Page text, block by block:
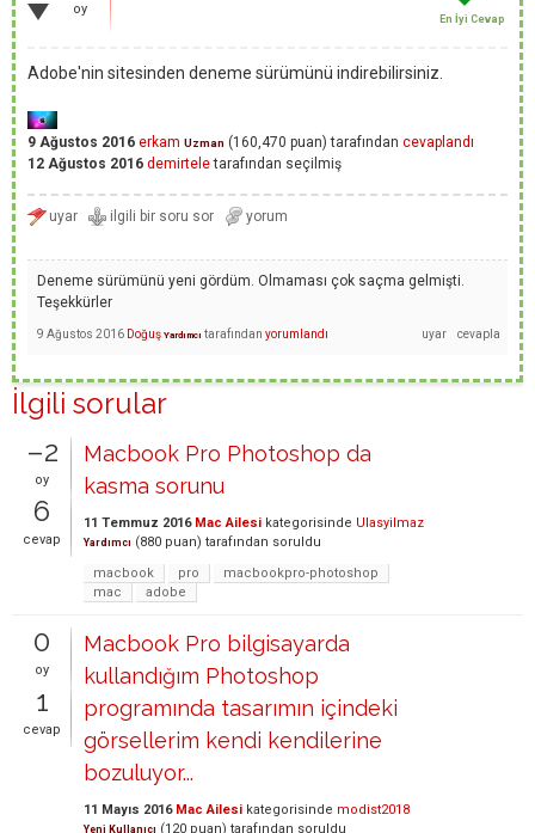
oy
En İyi Cevap
Adobe'nin sitesinden deneme sürümünü indirebilirsiniz.
9 Ağustos 2016 erkam Uzman (160,470 puan) tarafından cevaplandı
12 Ağustos 2016 demirteletarafından seçilmiş
Deneme sürümünü yeni gördüm. Olmaması çok saçma gelmişti.
Teşekkürler
9 Ağustos 2016 Doğuş Yardımcı tarafından yorumlandı
İlgili sorular
–2
oy
6
cevap
Macbook Pro Photoshop da
kasma sorunu
11 Temmuz 2016 Mac Ailesi kategorisinde Ulasyilmaz
Yardımcı (880 puan) tarafından soruldu
macbook
pro
macbookpro-photoshop
mac
adobe
0
oy
1
cevap
Macbook Pro bilgisayarda
kullandığım Photoshop
programında tasarımın içindeki
görsellerim kendi kendilerine
bozuluyor...
11 Mayıs 2016 Mac Ailesi kategorisinde modist2018
Yeni Kullanıcı (120 puan) tarafından soruldu